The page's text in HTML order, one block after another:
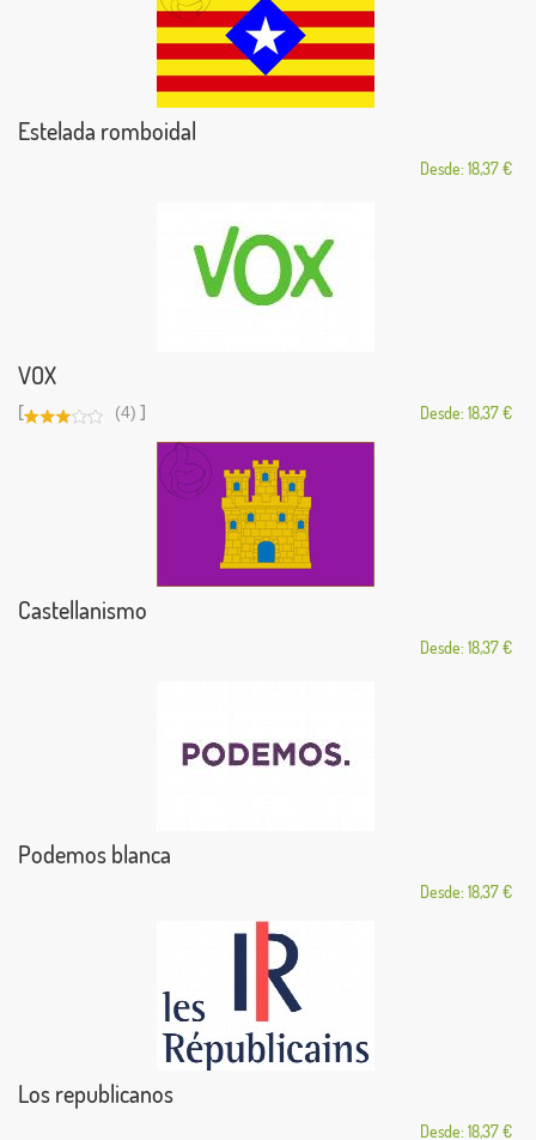
Estelada romboidal
Desde: 18,37 €
VOX
[ (4) ] Desde: 18,37 €
Castellanismo
Desde: 18,37 €
Podemos blanca
Desde: 18,37 €
Los republicanos
Desde: 18,37 €